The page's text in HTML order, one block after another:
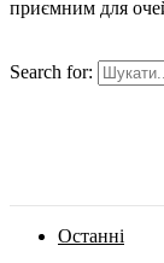
приємним для
Search for:
Останні